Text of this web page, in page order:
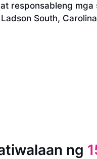
responsableng mga
South, Carolina
ng